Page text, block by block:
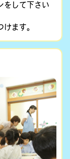
をして下さい
ます。